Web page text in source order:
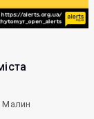
Малин